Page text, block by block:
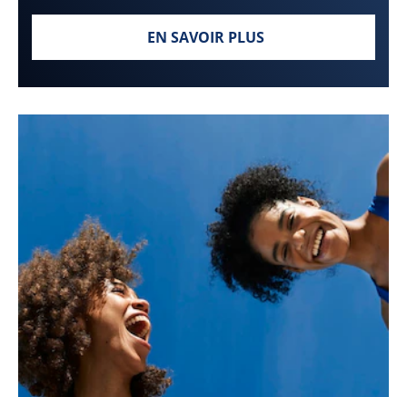
EN SAVOIR PLUS
UNE PEAU SAINE MÈNE À